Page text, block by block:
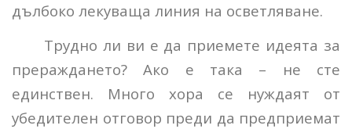
дълбоко лекуваща линия на осветляване.
Трудно ли ви е да приемете идеята за
прераждането? Ако е така – не сте
единствен. Много хора се нуждаят от
убедителен отговор преди да предприемат